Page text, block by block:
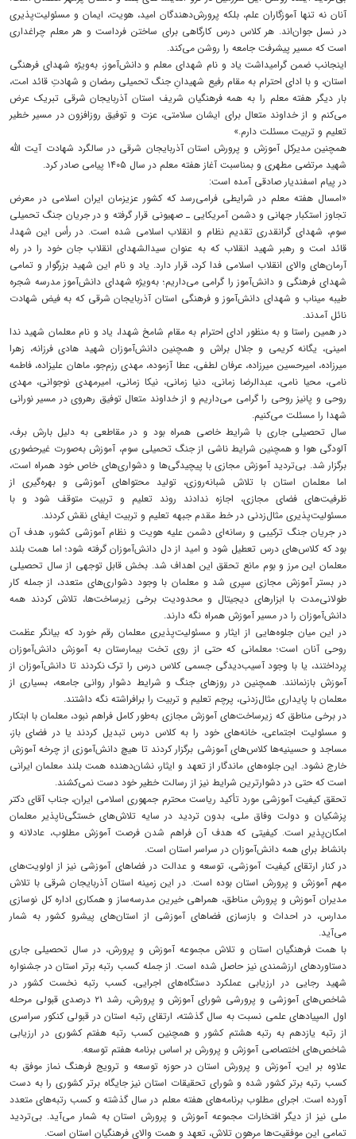
آنان نه تنها آموزگاران علم، بلکه پرورش‌دهندگان امید، هویت، ایمان و مسئولیت‌پذیری
در نسل جوان‌اند. هر کلاس درس کارگاهی برای ساختن فرداست و هر معلم چراغداری
است که مسیر پیشرفت جامعه را روشن می‌کند.
اینجانب ضمن گرامیداشت یاد و نام شهدای معلم و دانش‌آموز، به‌ویژه شهدای فرهنگی
استان، و با ادای احترام به مقام رفیع شهیدانِ جنگ تحمیلی رمضان و شهادتِ قائد امت،
بار دیگر هفته معلم را به همه فرهنگیان شریف استان آذربایجان شرقی تبریک عرض
می‌کنم و از خداوند متعال برای ایشان سلامتی، عزت و توفیق روزافزون در مسیر خطیر
تعلیم و تربیت مسئلت دارم.»
همچنین مدیرکل آموزش و پرورش استان آذربایجان شرقی در سالگرد شهادت آیت الله
شهید مرتضی مطهری و بمناسبت آغاز هفته معلم در سال ۱۴۰۵ پیامی صادر کرد.
در پیام اسفندیار صادقی آمده است:
«امسال هفته معلم در شرایطی فرامی‌رسد که کشور عزیزمان ایران اسلامی در معرض
تجاوز استکبار جهانی و دشمن آمریکایی ـ صهیونی قرار گرفته و در جریان جنگ تحمیلی
سوم، شهدای گرانقدری تقدیم نظام و انقلاب اسلامی شده است. در رأس این شهدا،
قائد امت و رهبر شهید انقلاب که به عنوان سیدالشهدای انقلاب جان خود را در راه
آرمان‌های والای انقلاب اسلامی فدا کرد، قرار دارد. یاد و نام این شهید بزرگوار و تمامی
شهدای فرهنگی و دانش‌آموز را گرامی می‌داریم؛ به‌ویژه شهدای دانش‌آموز مدرسه شجره
طیبه میناب و شهدای دانش‌آموز و فرهنگی استان آذربایجان شرقی که به فیض شهادت
نائل آمدند.
در همین راستا و به منظور ادای احترام به مقام شامخ شهدا، یاد و نام معلمان شهید ندا
امینی، یگانه کریمی و جلال براش و همچنین دانش‌آموزان شهید هادی فرزانه، زهرا
میرزاده، امیرحسین میرزاده، عرفان لطفی، عطا آزموده، مهدی رزم‌جو، ماهان علیزاده، فاطمه
نامی، محیا نامی، عبدالرضا زمانی، دنیا زمانی، نیکا زمانی، امیرمهدی نوجوانی، مهدی
روحی و پانیز روحی را گرامی می‌داریم و از خداوند متعال توفیق رهروی در مسیر نورانی
شهدا را مسئلت می‌کنیم.
سال تحصیلی جاری با شرایط خاصی همراه بود و در مقاطعی به دلیل بارش برف،
آلودگی هوا و همچنین شرایط ناشی از جنگ تحمیلی سوم، آموزش به‌صورت غیرحضوری
برگزار شد. بی‌تردید آموزش مجازی با پیچیدگی‌ها و دشواری‌های خاص خود همراه است،
اما معلمان استان با تلاش شبانه‌روزی، تولید محتواهای آموزشی و بهره‌گیری از
ظرفیت‌های فضای مجازی، اجازه ندادند روند تعلیم و تربیت متوقف شود و با
مسئولیت‌پذیری مثال‌زدنی در خط مقدم جبهه تعلیم و تربیت ایفای نقش کردند.
در جریان جنگ ترکیبی و رسانه‌ای دشمن علیه هویت و نظام آموزشی کشور، هدف آن
بود که کلاس‌های درس تعطیل شود و امید از دل دانش‌آموزان گرفته شود؛ اما همت بلند
معلمان این مرز و بوم مانع تحقق این اهداف شد. بخش قابل توجهی از سال تحصیلی
در بستر آموزش مجازی سپری شد و معلمان با وجود دشواری‌های متعدد، از جمله کار
طولانی‌مدت با ابزارهای دیجیتال و محدودیت برخی زیرساخت‌ها، تلاش کردند همه
دانش‌آموزان را در مسیر آموزش همراه نگه دارند.
در این میان جلوه‌هایی از ایثار و مسئولیت‌پذیری معلمان رقم خورد که بیانگر عظمت
روحی آنان است؛ معلمانی که حتی از روی تخت بیمارستان به آموزش دانش‌آموزان
پرداختند، یا با وجود آسیب‌دیدگی جسمی کلاس درس را ترک نکردند تا دانش‌آموزان از
آموزش بازنمانند. همچنین در روزهای جنگ و شرایط دشوار روانی جامعه، بسیاری از
معلمان با پایداری مثال‌زدنی، پرچم تعلیم و تربیت را برافراشته نگه داشتند.
در برخی مناطق که زیرساخت‌های آموزش مجازی به‌طور کامل فراهم نبود، معلمان با ابتکار
و مسئولیت اجتماعی، خانه‌های خود را به کلاس درس تبدیل کردند یا در فضای باز،
مساجد و حسینیه‌ها کلاس‌های آموزشی برگزار کردند تا هیچ دانش‌آموزی از چرخه آموزش
خارج نشود. این جلوه‌های ماندگار از تعهد و ایثار، نشان‌دهنده همت بلند معلمان ایرانی
است که حتی در دشوارترین شرایط نیز از رسالت خطیر خود دست نمی‌کشند.
تحقق کیفیت آموزشی مورد تأکید ریاست محترم جمهوری اسلامی ایران، جناب آقای دکتر
پزشکیان و دولت وفاق ملی، بدون تردید در سایه تلاش‌های خستگی‌ناپذیر معلمان
امکان‌پذیر است. کیفیتی که هدف آن فراهم شدن فرصت آموزش مطلوب، عادلانه و
بانشاط برای همه دانش‌آموزان در سراسر استان است.
در کنار ارتقای کیفیت آموزشی، توسعه و عدالت در فضاهای آموزشی نیز از اولویت‌های
مهم آموزش و پرورش استان بوده است. در این زمینه استان آذربایجان شرقی با تلاش
مدیران آموزش و پرورش مناطق، همراهی خیرین مدرسه‌ساز و همکاری اداره کل نوسازی
مدارس، در احداث و بازسازی فضاهای آموزشی از استان‌های پیشرو کشور به شمار
می‌آید.
با همت فرهنگیان استان و تلاش مجموعه آموزش و پرورش، در سال تحصیلی جاری
دستاوردهای ارزشمندی نیز حاصل شده است. از جمله کسب رتبه برتر استان در جشنواره
شهید رجایی در ارزیابی عملکرد دستگاه‌های اجرایی، کسب رتبه نخست کشور در
شاخص‌های آموزشی و پرورشی شورای آموزش و پرورش، رشد ۲۱ درصدی قبولی مرحله
اول المپیادهای علمی نسبت به سال گذشته، ارتقای رتبه استان در قبولی کنکور سراسری
از رتبه یازدهم به رتبه هشتم کشور و همچنین کسب رتبه هفتم کشوری در ارزیابی
شاخص‌های اختصاصی آموزش و پرورش بر اساس برنامه هفتم توسعه.
علاوه بر این، آموزش و پرورش استان در حوزه توسعه و ترویج فرهنگ نماز موفق به
کسب رتبه برتر کشور شده و شورای تحقیقات استان نیز جایگاه برتر کشوری را به دست
آورده است. اجرای مطلوب برنامه‌های هفته معلم در سال گذشته و کسب رتبه‌های متعدد
ملی نیز از دیگر افتخارات مجموعه آموزش و پرورش استان به شمار می‌آید. بی‌تردید
تمامی این موفقیت‌ها مرهون تلاش، تعهد و همت والای فرهنگیان استان است.